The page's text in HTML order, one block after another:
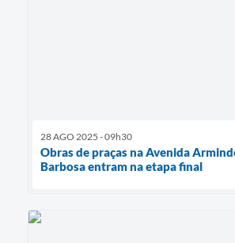
28 AGO 2025 - 09h30
Obras de praças na Avenida
Barbosa entram na etapa final